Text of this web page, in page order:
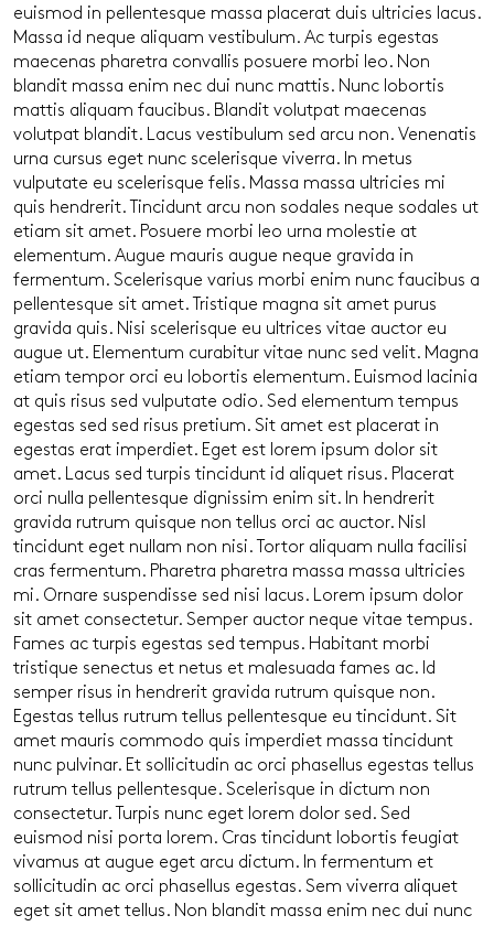
euismod in pellentesque massa placerat duis ultricies lacus.
Massa id neque aliquam vestibulum. Ac turpis egestas
maecenas pharetra convallis posuere morbi leo. Non
blandit massa enim nec dui nunc mattis. Nunc lobortis
mattis aliquam faucibus. Blandit volutpat maecenas
volutpat blandit. Lacus vestibulum sed arcu non. Venenatis
urna cursus eget nunc scelerisque viverra. In metus
vulputate eu scelerisque felis. Massa massa ultricies mi
quis hendrerit. Tincidunt arcu non sodales neque sodales ut
etiam sit amet. Posuere morbi leo urna molestie at
elementum. Augue mauris augue neque gravida in
fermentum. Scelerisque varius morbi enim nunc faucibus a
pellentesque sit amet. Tristique magna sit amet purus
gravida quis. Nisi scelerisque eu ultrices vitae auctor eu
augue ut. Elementum curabitur vitae nunc sed velit. Magna
etiam tempor orci eu lobortis elementum. Euismod lacinia
at quis risus sed vulputate odio. Sed elementum tempus
egestas sed sed risus pretium. Sit amet est placerat in
egestas erat imperdiet. Eget est lorem ipsum dolor sit
amet. Lacus sed turpis tincidunt id aliquet risus. Placerat
orci nulla pellentesque dignissim enim sit. In hendrerit
gravida rutrum quisque non tellus orci ac auctor. Nisl
tincidunt eget nullam non nisi. Tortor aliquam nulla facilisi
cras fermentum. Pharetra pharetra massa massa ultricies
mi. Ornare suspendisse sed nisi lacus. Lorem ipsum dolor
sit amet consectetur. Semper auctor neque vitae tempus.
Fames ac turpis egestas sed tempus. Habitant morbi
tristique senectus et netus et malesuada fames ac. Id
semper risus in hendrerit gravida rutrum quisque non.
Egestas tellus rutrum tellus pellentesque eu tincidunt. Sit
amet mauris commodo quis imperdiet massa tincidunt
nunc pulvinar. Et sollicitudin ac orci phasellus egestas tellus
rutrum tellus pellentesque. Scelerisque in dictum non
consectetur. Turpis nunc eget lorem dolor sed. Sed
euismod nisi porta lorem. Cras tincidunt lobortis feugiat
vivamus at augue eget arcu dictum. In fermentum et
sollicitudin ac orci phasellus egestas. Sem viverra aliquet
eget sit amet tellus. Non blandit massa enim nec dui nunc